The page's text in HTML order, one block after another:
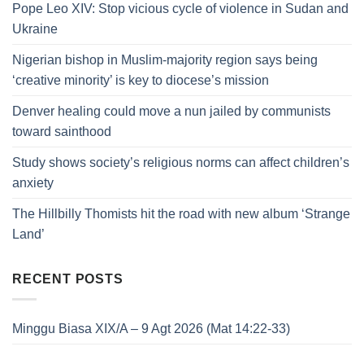
Pope Leo XIV: Stop vicious cycle of violence in Sudan and
Ukraine
Nigerian bishop in Muslim-majority region says being
‘creative minority’ is key to diocese’s mission
Denver healing could move a nun jailed by communists
toward sainthood
Study shows society’s religious norms can affect children’s
anxiety
The Hillbilly Thomists hit the road with new album ‘Strange
Land’
RECENT POSTS
Minggu Biasa XIX/A – 9 Agt 2026 (Mat 14:22-33)